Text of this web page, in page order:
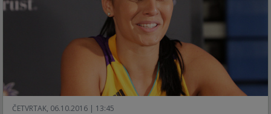
ČETVRTAK, 06.10.2016 | 13:45